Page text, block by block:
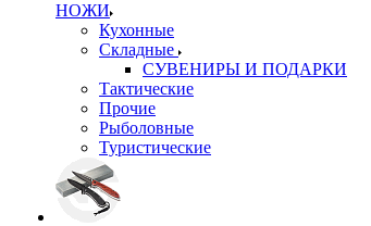
НОЖИ
Кухонные
Складные
СУВЕНИРЫ И ПОДАРКИ
Тактические
Прочие
Рыболовные
Туристические